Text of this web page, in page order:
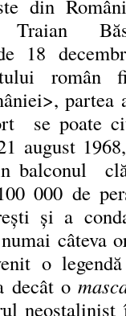
din
Traian
18
român
partea
se poate
august
balconul
000 de
și a
câteva
o
decât o
neostalinist